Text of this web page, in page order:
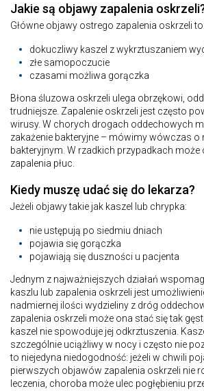
Jakie są objawy zapalenia
Główne objawy ostrego zapalenia oskrzeli to:
dokuczliwy kaszel z wykrztuszaniem
złe samopoczucie
czasami możliwa gorączka
Błona śluzowa oskrzeli ulega obrzękowi,
trudniejsze. Zapalenie oskrzeli jest często
wirusy. W chorych drogach oddechowych
zakażenie bakteryjne – mówimy wówczas o
bakteryjnym. W rzadkich przypadkach
zapalenia płuc.
Kiedy muszę udać się do lekarza?
Jeżeli objawy takie jak kaszel lub chrypka:
nie ustępują po siedmiu dniach
pojawia się gorączka
pojawiają się duszności u pacjenta
Jednym z najważniejszych działań
kaszlu lub zapalenia oskrzeli jest
nadmiernej ilości wydzieliny z dróg
zapalenia oskrzeli może ona stać się tak
kaszel nie spowoduje jej odkrztuszenia.
szczególnie uciążliwy w nocy i często nie
to niejedyna niedogodność: jeżeli w chwili
pierwszych objawów zapalenia oskrzeli nie
leczenia, choroba może ulec pogłębieniu